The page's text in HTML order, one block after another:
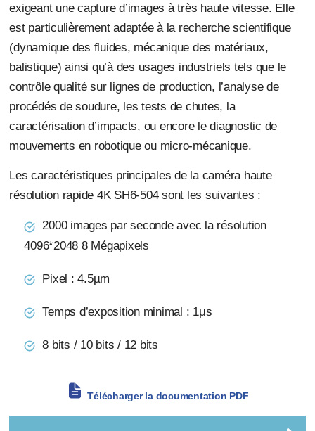
exigeant une capture d’images à très haute vitesse. Elle
est particulièrement adaptée à la recherche scientifique
(dynamique des fluides, mécanique des matériaux,
balistique) ainsi qu’à des usages industriels tels que le
contrôle qualité sur lignes de production, l’analyse de
procédés de soudure, les tests de chutes, la
caractérisation d’impacts, ou encore le diagnostic de
mouvements en robotique ou micro-mécanique.
Les caractéristiques principales de la caméra haute
résolution rapide 4K SH6-504 sont les suivantes :
2000 images par seconde avec la résolution
4096*2048 8 Mégapixels
Pixel : 4.5µm
Temps d’exposition minimal : 1μs
8 bits / 10 bits / 12 bits
Télécharger la documentation PDF